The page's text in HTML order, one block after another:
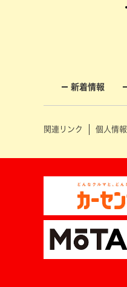
新着情報
関連リンク 個人情